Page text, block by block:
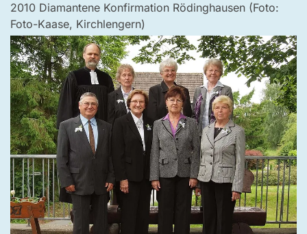
2010 Diamantene Konfirmation Rödinghausen (Foto:
Foto-Kaase, Kirchlengern)